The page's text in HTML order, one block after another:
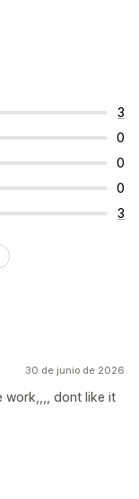
3
0
0
0
3
30 de junio de 2026
work,,,, dont like it